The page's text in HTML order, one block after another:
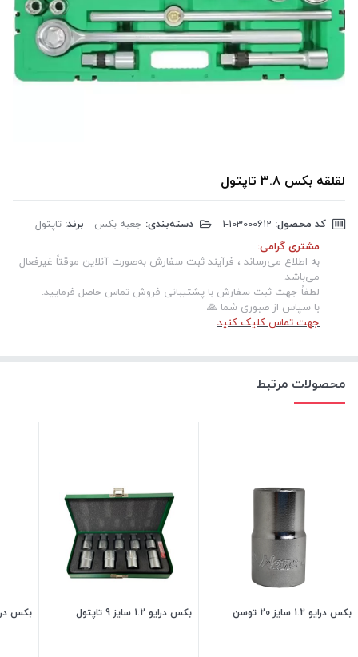
لقلقه بکس 3.8 تاپتول
کد محصول: دسته‌بندی: جعبه بکس برند: تاپتول
مشتری گرامی:
به اطلاع می‌رساند ، فرآیند ثبت سفارش به‌صورت آنلاین موقتاً غیرفعال
می‌باشد.
لطفاً جهت ثبت سفارش با پشتیبانی فروش تماس حاصل فرمایید.
با سپاس از صبوری شما 🙏
جهت تماس کلیک کنید
محصولات مرتبط
بکس درایو 1.2 سایز 20 توسن بکس درایو 1.2 سایز 9 تاپتول بکس درایو 1.2